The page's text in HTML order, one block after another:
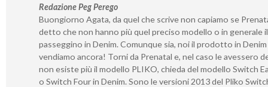
Redazione Peg Perego
Buongiorno Agata, da quel che scrive non capiamo se
detto che non hanno più quel preciso modello o in generale il
passeggino in Denim. Comunque sia, noi il prodotto in
vendiamo ancora! Torni da Prenatal e, nel caso le avessero
non esiste più il modello PLIKO, chieda del modello Switch
o Switch Four in Denim. Sono le versioni 2013 del Pliko